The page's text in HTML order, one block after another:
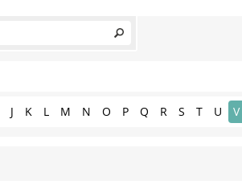
J K L M N O P Q R S T U V